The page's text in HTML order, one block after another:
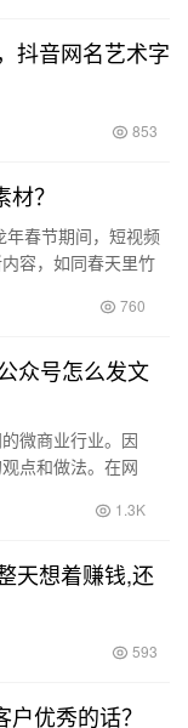
抖音网名艺术字
853
？
春节期间，短视频
容，如同春天里竹
760
众号怎么发文
微商业行业。因
点和做法。在网
1.3K
天想着赚钱,还
593
优秀的话？